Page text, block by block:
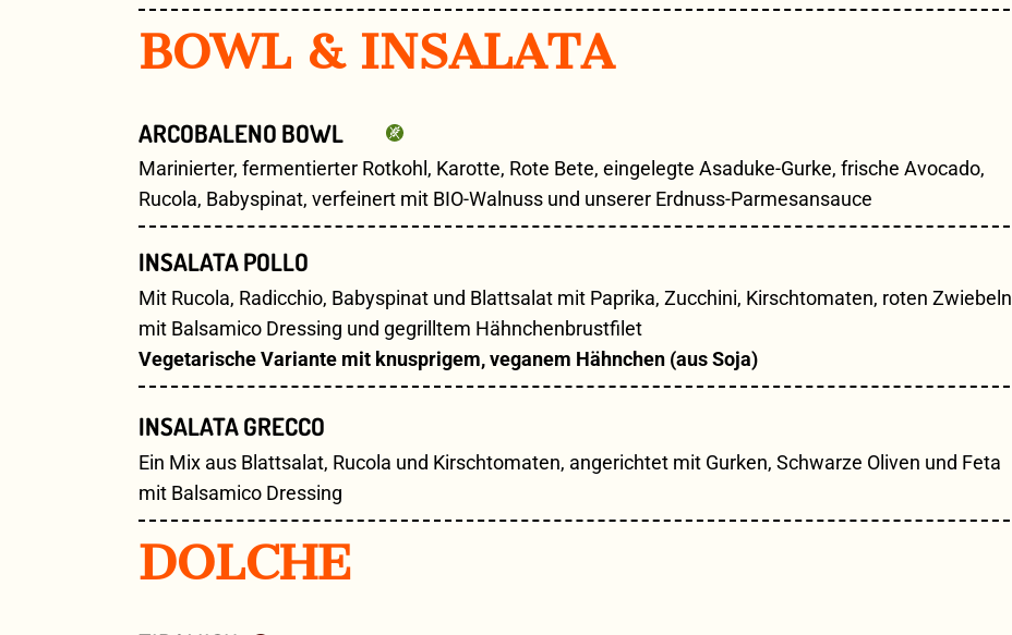
BOWL & INSALATA
ARCOBALENO BOWL
Marinierter, fermentierter Rotkohl, Karotte, Rote Bete, eingelegte Asaduke-Gurke, frische Avocado,
Rucola, Babyspinat, verfeinert mit BIO-Walnuss und unserer Erdnuss-Parmesansauce
INSALATA POLLO
Mit Rucola, Radicchio, Babyspinat und Blattsalat mit Paprika, Zucchini, Kirschtomaten, roten Zwiebeln
mit Balsamico Dressing und gegrilltem Hähnchenbrustfilet
Vegetarische Variante mit knusprigem, veganem Hähnchen (aus Soja)
INSALATA GRECCO
Ein Mix aus Blattsalat, Rucola und Kirschtomaten, angerichtet mit Gurken, Schwarze Oliven und Feta
mit Balsamico Dressing
DOLCHE